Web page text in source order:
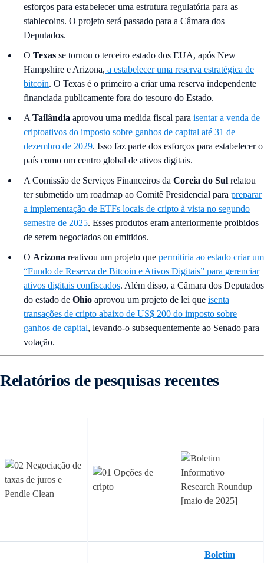
esforços para estabelecer uma estrutura regulatória para as
stablecoins. O projeto será passado para a Câmara dos
Deputados.
O Texas se tornou o terceiro estado dos EUA, após New
Hampshire e Arizona, a estabelecer uma reserva estratégica de
bitcoin. O Texas é o primeiro a criar uma reserva independente
financiada publicamente fora do tesouro do Estado.
A Tailândia aprovou uma medida fiscal para isentar a venda de
criptoativos do imposto sobre ganhos de capital até 31 de
dezembro de 2029. Isso faz parte dos esforços para estabelecer o
país como um centro global de ativos digitais.
A Comissão de Serviços Financeiros da Coreia do Sul relatou
ter submetido um roadmap ao Comitê Presidencial para preparar
a implementação de ETFs locais de cripto à vista no segundo
semestre de 2025. Esses produtos eram anteriormente proibidos
de serem negociados ou emitidos.
O Arizona reativou um projeto que permitiria ao estado criar um
“Fundo de Reserva de Bitcoin e Ativos Digitais” para gerenciar
ativos digitais confiscados. Além disso, a Câmara dos Deputados
do estado de Ohio aprovou um projeto de lei que isenta
transações de cripto abaixo de US$ 200 do imposto sobre
ganhos de capital, levando-o subsequentemente ao Senado para
votação.
Relatórios de pesquisas recentes
Boletim